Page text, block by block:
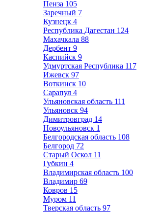
Пенза 105
Заречный 7
Кузнецк 4
Республика Дагестан 124
Махачкала 88
Дербент 9
Каспийск 9
Удмуртская Республика 117
Ижевск 97
Воткинск 10
Сарапул 4
Ульяновская область 111
Ульяновск 94
Димитровград 14
Новоульяновск 1
Белгородская область 108
Белгород 72
Старый Оскол 11
Губкин 4
Владимирская область 100
Владимир 69
Ковров 15
Муром 11
Тверская область 97